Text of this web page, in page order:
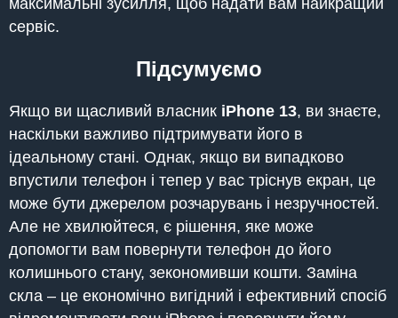
максимальні зусилля, щоб надати вам найкращий
сервіс.
Підсумуємо
Якщо ви щасливий власник iPhone 13, ви знаєте,
наскільки важливо підтримувати його в
ідеальному стані. Однак, якщо ви випадково
впустили телефон і тепер у вас тріснув екран, це
може бути джерелом розчарувань і незручностей.
Але не хвилюйтеся, є рішення, яке може
допомогти вам повернути телефон до його
колишнього стану, зекономивши кошти. Заміна
скла – це економічно вигідний і ефективний спосіб